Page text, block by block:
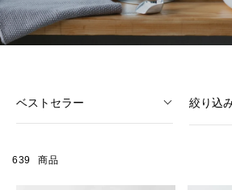
す
る
ベストセラー 絞り込
639 商品